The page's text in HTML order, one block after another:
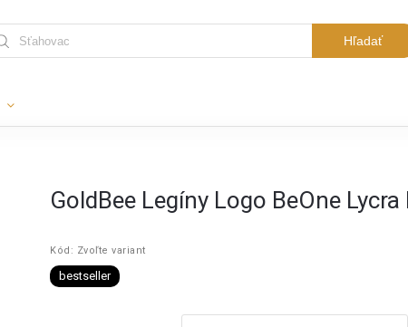
Hľadať
GoldBee Legíny Logo BeOne Lycra
Kód: Zvoľte variant
bestseller